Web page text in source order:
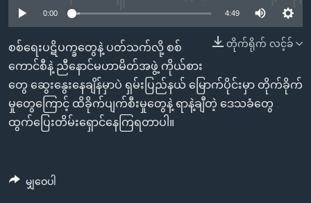
စာမျက်နှာ
သို့
ကျော်
ကြည့်
ရန်
နေရာ
ဗွီအိုအေ လူမှုကွန်ယက်များ
0:00 4:49
တိုက်ရိုက် လင့်ခ်
စစ်ရေးပဋိပက္ခတွေနဲ့ ပတ်သက်လို့ စစ်
ကောင်စီနဲ့ ညီနောင်မဟာမိတ်အဖွဲ့ ကိုယ်စား
တွေ ဆွေးနွေးနေချိန်မှာပဲ ရှမ်းပြည်နယ် မြောက်ပိုင်းမှာ တိုက်ခိုက်
မှုတွေကြောင့် ထိခိုက်ပျက်စီးမှုတွေနဲ့ ရာနဲ့ချီတဲ့ ဒေသခံတွေ
ထွက်ပြေးတိမ်းရှောင်နေကြရတာပါ။
မျှဝေပါ